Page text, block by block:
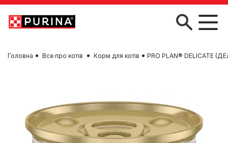
Skip to main content
Головна Все про котів Корм для котів PRO PLAN® DELICATE